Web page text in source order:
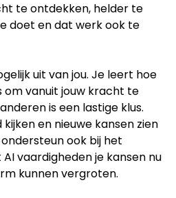
te ontdekken, helder te
doet en dat werk ook te
uit van jou. Je leert hoe
om vanuit jouw kracht te
is een lastige klus.
en nieuwe kansen zien
ook bij het
vaardigheden je kansen nu
kunnen vergroten.